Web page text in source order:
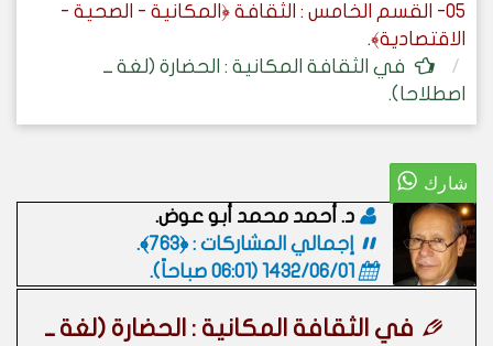
05- القسم الخامس : الثقافة ﴿المكانية - الصحية -
الاقتصادية﴾.
في الثقافة المكانية : الحضارة (لغة ــ
اصطلاحا).
د. أحمد محمد أبو عوض.
إجمالي المشاركات : ﴿763﴾.
1432/06/01 (06:01 صباحاً)
.
في الثقافة المكانية : الحضارة (لغة ــ